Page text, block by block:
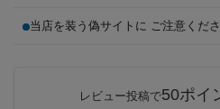
当店を装う偽サイトに ご注意くだ
レビュー投稿で50ポイ